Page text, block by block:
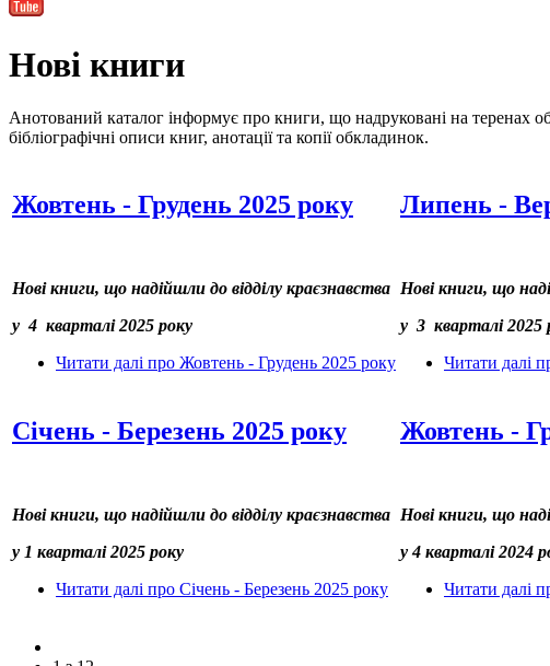
Нові книги
Анотований каталог інформує про книги, що надруковані на теренах
бібліографічні описи книг, анотації та копії обкладинок.
Жовтень - Грудень 2025 року
Нові книги, що надійшли до відділу краєзнавства
у 4 кварталі 2025 року
Читати далі про Жовтень - Грудень 2025 року
Липень -
Нові книги, що
у 3 кварталі 2025
Читати далі
Січень - Березень 2025 року
Нові книги, що надійшли до відділу краєзнавства
у 1 кварталі 2025 року
Читати далі про Січень - Березень 2025 року
Жовтень -
Нові книги, що
у 4 кварталі 2024
Читати далі